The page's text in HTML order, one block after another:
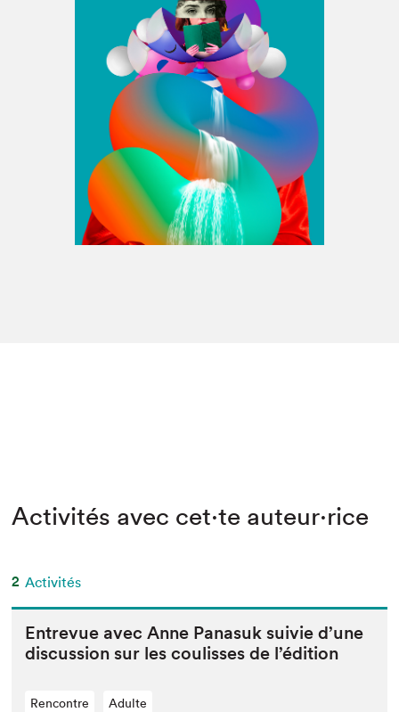
Activités avec cet·te auteur·rice
2 Activités
Entre­vue avec Anne Pana­suk suiv­ie d’une
dis­cus­sion sur les couliss­es de l’édition
Rencontre Adulte